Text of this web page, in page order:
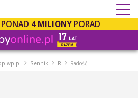
4 MILIONY PORAD
Sennik R Radość